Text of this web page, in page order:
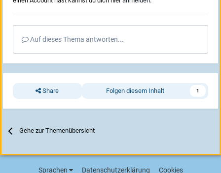
Auf dieses Thema antworten...
Share Folgen diesem Inhalt 1
Gehe zur Themenübersicht
Sprachen Datenschutzerklärung Cookies